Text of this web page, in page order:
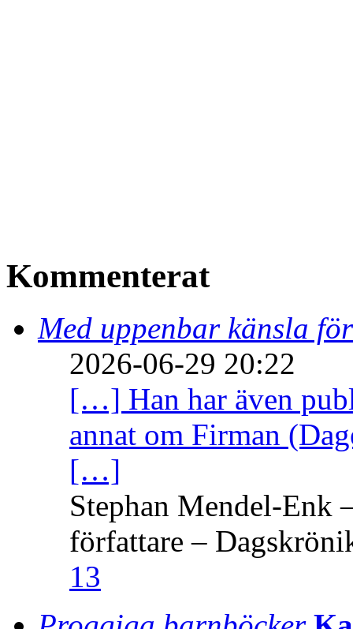
Kommenterat
Med uppenbar känsla
2026-06-29 20:22
[…] Han har även
annat om Firman
[…]
Stephan Mendel-Enk
författare –
13